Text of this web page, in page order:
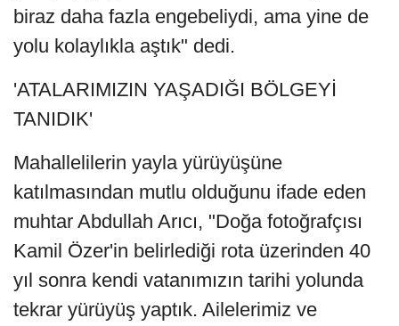
biraz daha fazla engebeliydi, ama yine de
yolu kolaylıkla aştık" dedi.
'ATALARIMIZIN YAŞADIĞI BÖLGEYİ
TANIDIK'
Mahallelilerin yayla yürüyüşüne
katılmasından mutlu olduğunu ifade eden
muhtar Abdullah Arıcı, "Doğa fotoğrafçısı
Kamil Özer'in belirlediği rota üzerinden 40
yıl sonra kendi vatanımızın tarihi yolunda
tekrar yürüyüş yaptık. Ailelerimiz ve